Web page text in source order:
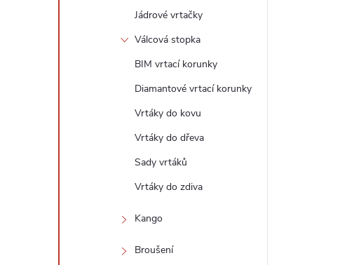
Jádrové vrtačky
Válcová stopka
BIM vrtací korunky
Diamantové vrtací korunky
Vrtáky do kovu
Vrtáky do dřeva
Sady vrtáků
Vrtáky do zdiva
Kango
Broušení